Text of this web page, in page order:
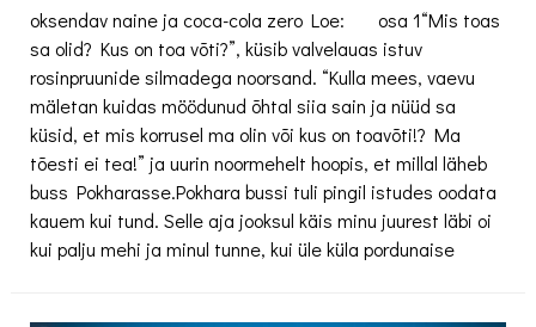
oksendav naine ja coca-cola zero Loe: osa 1“Mis toas
sa olid? Kus on toa võti?”, küsib valvelauas istuv
rosinpruunide silmadega noorsand. “Kulla mees, vaevu
mäletan kuidas möödunud õhtal siia sain ja nüüd sa
küsid, et mis korrusel ma olin või kus on toavõti!? Ma
tõesti ei tea!” ja uurin noormehelt hoopis, et millal läheb
buss Pokharasse.Pokhara bussi tuli pingil istudes oodata
kauem kui tund. Selle aja jooksul käis minu juurest läbi oi
kui palju mehi ja minul tunne, kui üle küla pordunaise